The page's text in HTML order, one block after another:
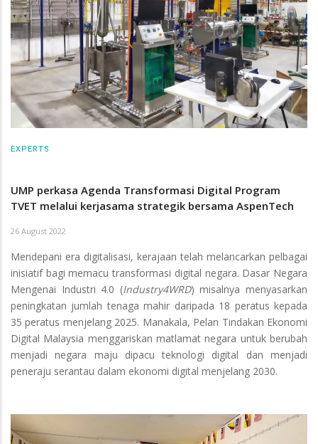
EXPERTS
UMP perkasa Agenda Transformasi Digital Program
TVET melalui kerjasama strategik bersama AspenTech
26 August 2022
Mendepani era digitalisasi, kerajaan telah melancarkan pelbagai
inisiatif bagi memacu transformasi digital negara. Dasar Negara
Mengenai Industri 4.0 (Industry4WRD) misalnya menyasarkan
peningkatan jumlah tenaga mahir daripada 18 peratus kepada
35 peratus menjelang 2025. Manakala, Pelan Tindakan Ekonomi
Digital Malaysia menggariskan matlamat negara untuk berubah
menjadi negara maju dipacu teknologi digital dan menjadi
peneraju serantau dalam ekonomi digital menjelang 2030.